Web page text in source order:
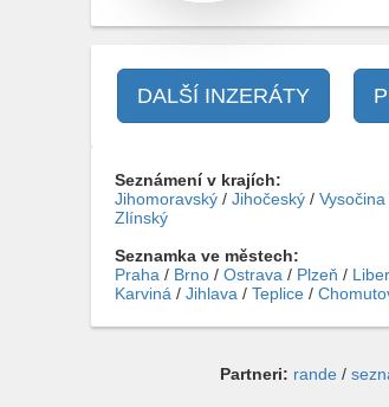
DALŠÍ INZERÁTY
Seznámení v krajích:
Jihomoravský / Jihočeský / Vysočina
Zlínský
Seznamka ve městech:
Praha / Brno / Ostrava / Plzeň /
Karviná / Jihlava / Teplice /
Partneri: rande /